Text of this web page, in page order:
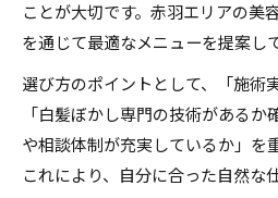
ことが大切です。赤羽エリアの美
を通じて最適なメニューを提案し
選び方のポイントとして、「施術
「白髪ぼかし専門の技術がある
や相談体制が充実しているか」を
これにより、自分に合った自然な